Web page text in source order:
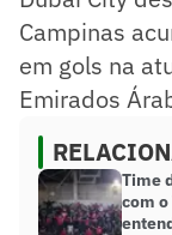
Campinas
em gols na
Emirados
Time
com